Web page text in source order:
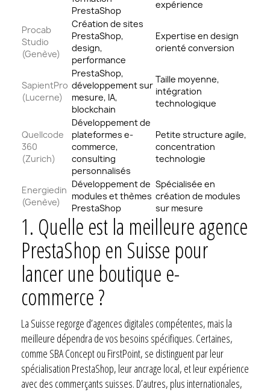
PrestaShop
expérience
Procab
Studio
(Genève)
Création de sites
PrestaShop,
design,
performance
Expertise en design
orienté conversion
SapientPro
(Lucerne)
PrestaShop,
développement sur
mesure, IA,
blockchain
Taille moyenne,
intégration
technologique
Quellcode
360
(Zurich)
Développement de
plateformes e-
commerce,
consulting
personnalisés
Petite structure agile,
concentration
technologie
Energiedin
(Genève)
Développement de
modules et thèmes
PrestaShop
Spécialisée en
création de modules
sur mesure
1. Quelle est la meilleure agence
PrestaShop en Suisse pour
lancer une boutique e-
commerce ?
La Suisse regorge d’agences digitales compétentes, mais la
meilleure dépendra de vos besoins spécifiques. Certaines,
comme SBA Concept ou FirstPoint, se distinguent par leur
spécialisation PrestaShop, leur ancrage local, et leur expérience
avec des commerçants suisses. D’autres, plus internationales,